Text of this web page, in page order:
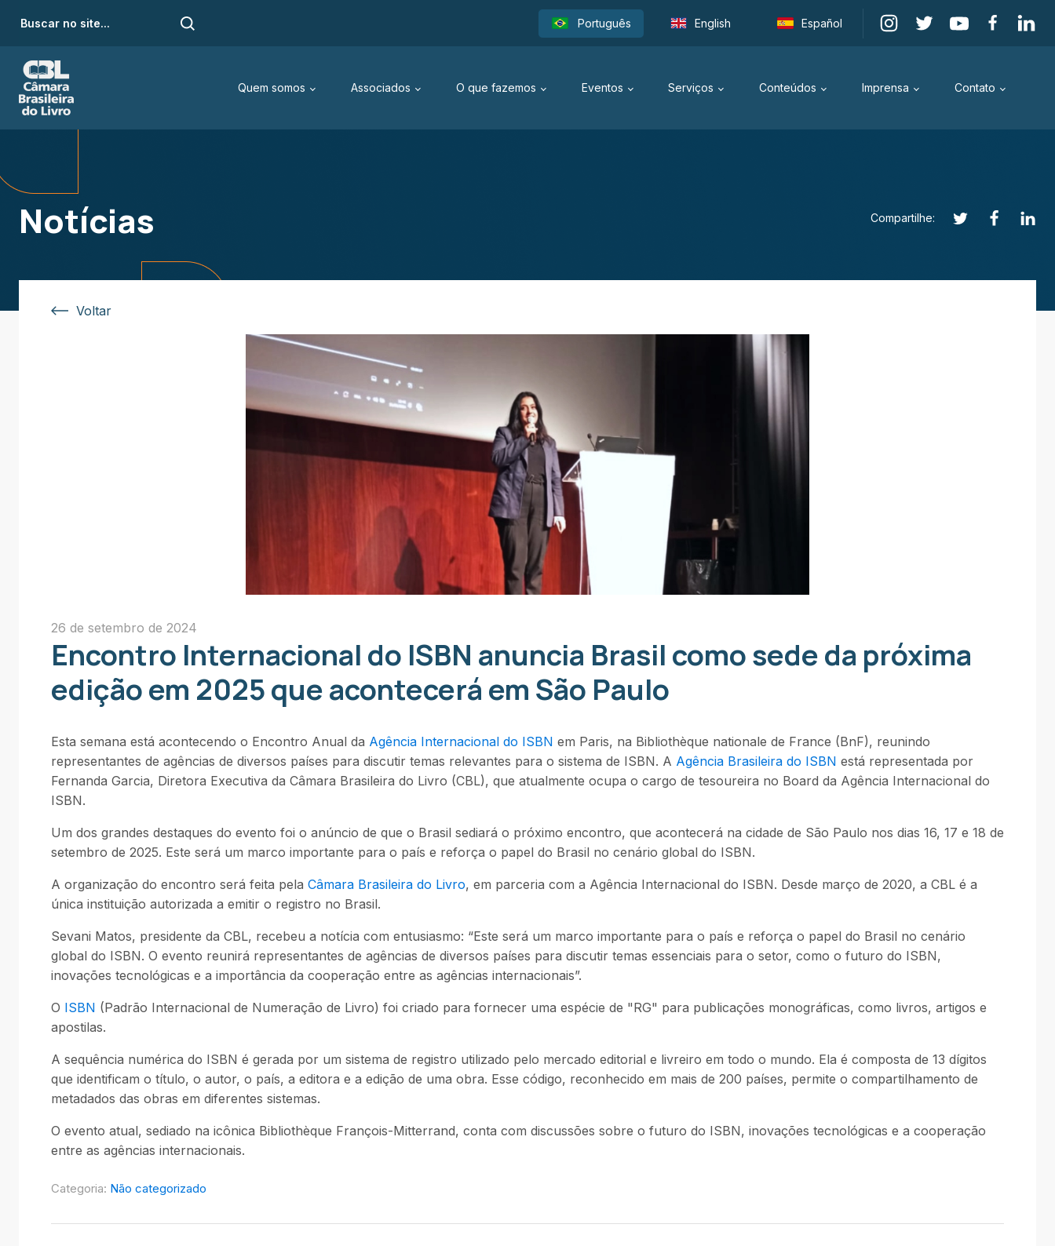
Português English Español
Quem somos Associados O que fazemos Eventos Serviços Conteúdos Imprensa Contato
Notícias Compartilhe:
Voltar
26 de setembro de 2024
Encontro Internacional do ISBN anuncia Brasil como sede da próxima
edição em 2025 que acontecerá em São Paulo
Esta semana está acontecendo o Encontro Anual da Agência Internacional do ISBN em Paris, na Bibliothèque nationale de France (BnF), reunindo
representantes de agências de diversos países para discutir temas relevantes para o sistema de ISBN. A Agência Brasileira do ISBN está representada por
Fernanda Garcia, Diretora Executiva da Câmara Brasileira do Livro (CBL), que atualmente ocupa o cargo de tesoureira no Board da Agência Internacional do
ISBN.
Um dos grandes destaques do evento foi o anúncio de que o Brasil sediará o próximo encontro, que acontecerá na cidade de São Paulo nos dias 16, 17 e 18 de
setembro de 2025. Este será um marco importante para o país e reforça o papel do Brasil no cenário global do ISBN.
A organização do encontro será feita pela Câmara Brasileira do Livro, em parceria com a Agência Internacional do ISBN. Desde março de 2020, a CBL é a
única instituição autorizada a emitir o registro no Brasil.
Sevani Matos, presidente da CBL, recebeu a notícia com entusiasmo: “Este será um marco importante para o país e reforça o papel do Brasil no cenário
global do ISBN. O evento reunirá representantes de agências de diversos países para discutir temas essenciais para o setor, como o futuro do ISBN,
inovações tecnológicas e a importância da cooperação entre as agências internacionais”.
O ISBN (Padrão Internacional de Numeração de Livro) foi criado para fornecer uma espécie de "RG" para publicações monográficas, como livros, artigos e
apostilas.
A sequência numérica do ISBN é gerada por um sistema de registro utilizado pelo mercado editorial e livreiro em todo o mundo. Ela é composta de 13 dígitos
que identificam o título, o autor, o país, a editora e a edição de uma obra. Esse código, reconhecido em mais de 200 países, permite o compartilhamento de
metadados das obras em diferentes sistemas.
O evento atual, sediado na icônica Bibliothèque François-Mitterrand, conta com discussões sobre o futuro do ISBN, inovações tecnológicas e a cooperação
entre as agências internacionais.
Categoria: Não categorizado